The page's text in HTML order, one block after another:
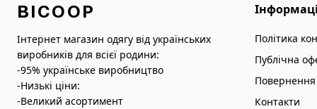
BICOOP
Інтернет магазин одягу від українських
виробників для всієї родини:
-95% українське виробництво
-Низькі ціни:
-Великий асортимент
Політика
Публічна
Повернення
Контакти